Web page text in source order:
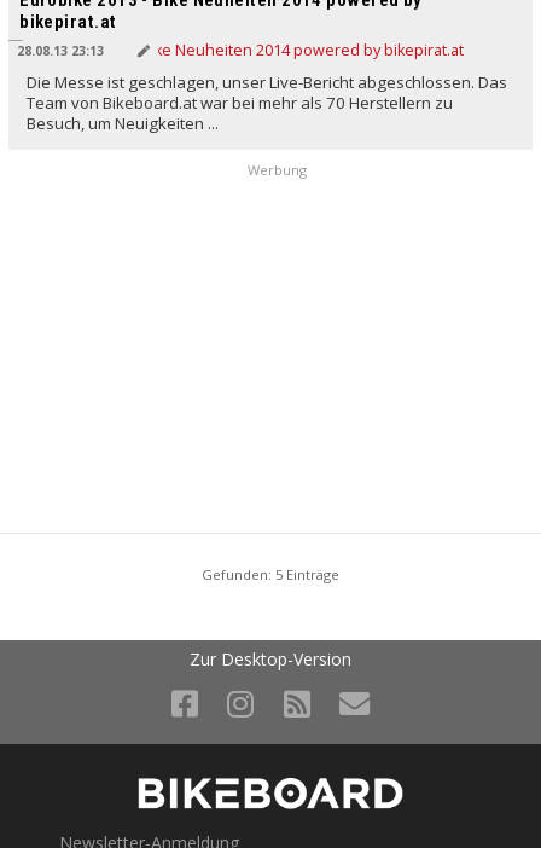
bikepirat.at
28.08.13 23:13
Die Messe ist geschlagen, unser Live-Bericht abgeschlossen. Das
Team von Bikeboard.at war bei mehr als 70 Herstellern zu
Besuch, um Neuigkeiten ...
Werbung
Gefunden: 5 Einträge
Zur Desktop-Version
Newsletter-Anmeldung